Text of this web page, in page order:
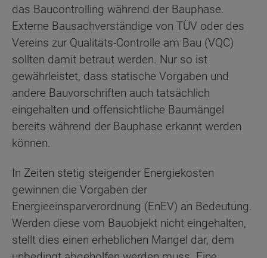
das Baucontrolling während der Bauphase.
Externe Bausachverständige von TÜV oder des
Vereins zur Qualitäts-Controlle am Bau (VQC)
sollten damit betraut werden. Nur so ist
gewährleistet, dass statische Vorgaben und
andere Bauvorschriften auch tatsächlich
eingehalten und offensichtliche Baumängel
bereits während der Bauphase erkannt werden
können.
In Zeiten stetig steigender Energiekosten
gewinnen die Vorgaben der
Energieeinsparverordnung (EnEV) an Bedeutung.
Werden diese vom Bauobjekt nicht eingehalten,
stellt dies einen erheblichen Mangel dar, dem